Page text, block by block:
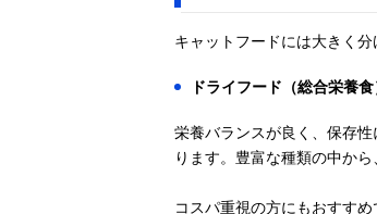
キャットフードには大きく
ドライフード（総合栄養食
栄養バランスが良く、保存
ります。豊富な種類の中か
コスパ重視の方にもおすすめ